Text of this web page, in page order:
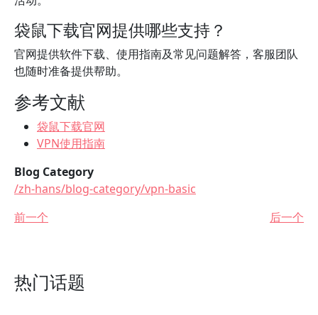
袋鼠下载官网提供哪些支持？
官网提供软件下载、使用指南及常见问题解答，客服团队
也随时准备提供帮助。
参考文献
袋鼠下载官网
VPN使用指南
Blog Category
/zh-hans/blog-category/vpn-basic
前一个
后一个
热门话题